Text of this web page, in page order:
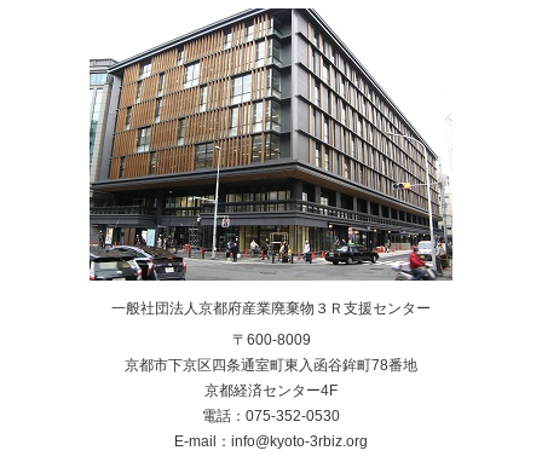
一般社団法人京都府産業廃棄物３Ｒ支援センター
〒600-8009
京都市下京区四条通室町東入函谷鉾町78番地
京都経済センター4F
電話：075-352-0530
E-mail：info@kyoto-3rbiz.org